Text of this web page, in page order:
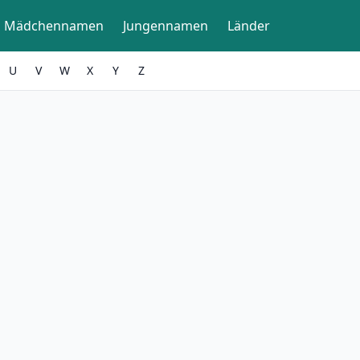
Mädchennamen Jungennamen Länder
U V W X Y Z